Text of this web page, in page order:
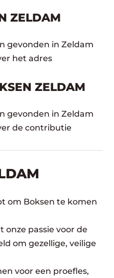
ZELDAM
gevonden in Zeldam
het adres
ZELDAM
gevonden in Zeldam
de contributie
om Boksen te komen
onze passie voor de
om gezellige, veilige
voor een proefles,